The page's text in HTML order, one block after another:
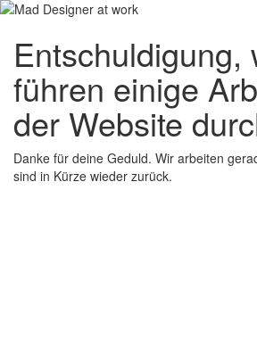
Entschuldigung,
führen einige
der Website
Danke für deine Geduld. Wir arbeiten
sind in Kürze wieder zurück.